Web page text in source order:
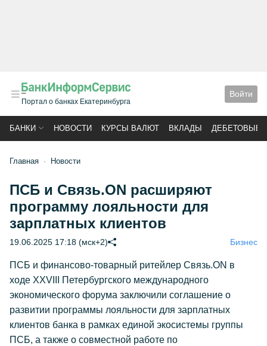
Портал о банках Екатеринбурга
Войти
БАНКИ НОВОСТИ КУРСЫ ВАЛЮТ ВКЛАДЫ ДЕБЕТОВЫЕ
Главная Новости
ПСБ и Связь.ON расширяют
программу лояльности для
зарплатных клиентов
19.06.2025 17:18 (мск+2) Бизнес
ПСБ и финансово-товарный ритейлер Связь.ON в
ходе XXVIII Петербургского международного
экономического форума заключили соглашение о
развитии программы лояльности для зарплатных
клиентов банка в рамках единой экосистемы группы
ПСБ, а также о совместной работе по